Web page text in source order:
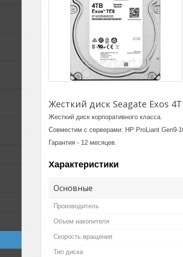
Жесткий диск Seagate Exos
Жесткий диск корпоративного класса.
Совместим с серверами: HP ProLiant Gen9-
Гарантия - 12 месяцев.
Характеристики
Основные
Производитель
Объем накопителя
Скорость вращения
Тип диска